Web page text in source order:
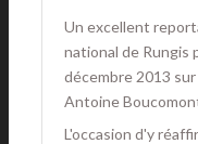
Un excellent
national de Rungis
décembre 2013
Antoine
L'occasion d'y